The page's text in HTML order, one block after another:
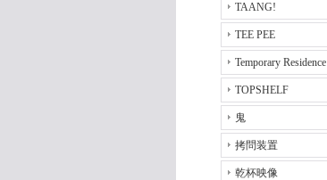
TAANG!
TEE PEE
Temporary Residence
TOPSHELF
鬼
拷問装置
乾杯映像